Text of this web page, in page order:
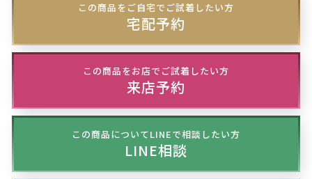
この商品をご自宅でご試着したい方
宅配予約
この商品をお店でご試着したい方
来店予約
この商品についてLINEで相談したい方
LINE相談